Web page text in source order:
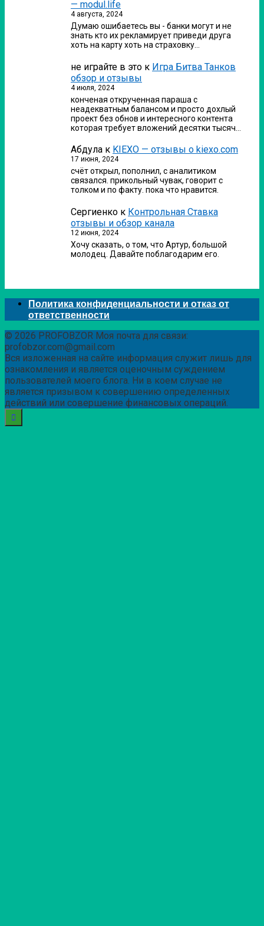
— modul.life
4 августа, 2024
Думаю ошибаетесь вы - банки могут и не
знать кто их рекламирует приведи друга
хоть на карту хоть на страховку…
не играйте в это к Игра Битва Танков
обзор и отзывы
4 июля, 2024
конченая открученная параша с
неадекватным балансом и просто дохлый
проект без обнов и интересного контента
которая требует вложений десятки тысяч…
Абдула к KIEXO — отзывы о kiexo.com
17 июня, 2024
счёт открыл, пополнил, с аналитиком
связался. прикольный чувак, говорит с
толком и по факту. пока что нравится.
Сергиенко к Контрольная Ставка
отзывы и обзор канала
12 июня, 2024
Хочу сказать, о том, что Артур, большой
молодец. Давайте поблагодарим его.
Политика конфиденциальности и отказ от
ответственности
© 2026 PROFOBZOR Моя почта для связи:
profobzor.com@gmail.com
Вся изложенная на сайте информация служит лишь для
ознакомления и является оценочным суждением
пользователей моего блога. Ни в коем случае не
является призывом к совершению определенных
действий или совершение финансовых операций.